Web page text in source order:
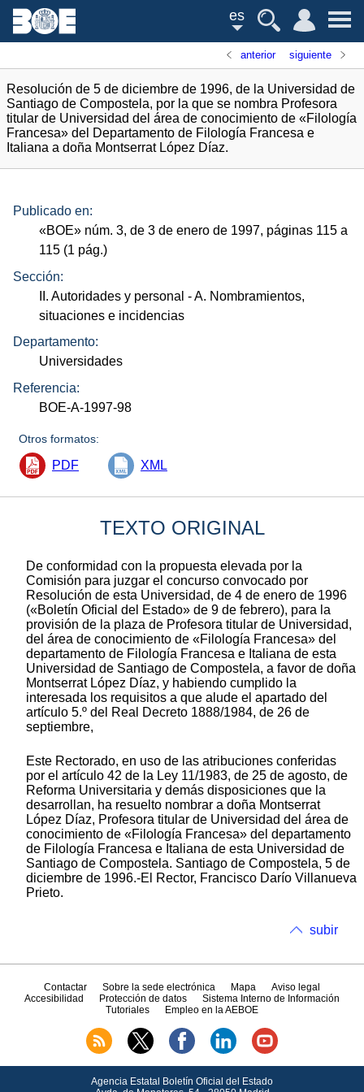
es
anterior siguiente
Resolución de 5 de diciembre de 1996, de la Universidad de
Santiago de Compostela, por la que se nombra Profesora
titular de Universidad del área de conocimiento de «Filología
Francesa» del Departamento de Filología Francesa e
Italiana a doña Montserrat López Díaz.
Publicado en:
«BOE» núm. 3, de 3 de enero de 1997, páginas 115 a
115 (1 pág.)
Sección:
II. Autoridades y personal - A. Nombramientos,
situaciones e incidencias
Departamento:
Universidades
Referencia:
BOE-A-1997-98
Otros formatos:
PDF XML
TEXTO ORIGINAL
De conformidad con la propuesta elevada por la
Comisión para juzgar el concurso convocado por
Resolución de esta Universidad, de 4 de enero de 1996
(«Boletín Oficial del Estado» de 9 de febrero), para la
provisión de la plaza de Profesora titular de Universidad,
del área de conocimiento de «Filología Francesa» del
departamento de Filología Francesa e Italiana de esta
Universidad de Santiago de Compostela, a favor de doña
Montserrat López Díaz, y habiendo cumplido la
interesada los requisitos a que alude el apartado del
artículo 5.º del Real Decreto 1888/1984, de 26 de
septiembre,
Este Rectorado, en uso de las atribuciones conferidas
por el artículo 42 de la Ley 11/1983, de 25 de agosto, de
Reforma Universitaria y demás disposiciones que la
desarrollan, ha resuelto nombrar a doña Montserrat
López Díaz, Profesora titular de Universidad del área de
conocimiento de «Filología Francesa» del departamento
de Filología Francesa e Italiana de esta Universidad de
Santiago de Compostela. Santiago de Compostela, 5 de
diciembre de 1996.-El Rector, Francisco Darío Villanueva
Prieto.
subir
Contactar Sobre la sede electrónica Mapa
Aviso legal
Accesibilidad
Protección de datos
Sistema Interno de Información
Tutoriales
Empleo en la AEBOE
Agencia Estatal Boletín Oficial del Estado